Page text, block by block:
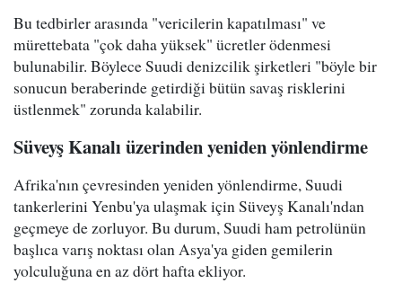
Bu tedbirler arasında "vericilerin kapatılması" ve
mürettebata "çok daha yüksek" ücretler ödenmesi
bulunabilir. Böylece Suudi denizcilik şirketleri "böyle bir
sonucun beraberinde getirdiği bütün savaş risklerini
üstlenmek" zorunda kalabilir.
Süveyş Kanalı üzerinden yeniden yönlendirme
Afrika'nın çevresinden yeniden yönlendirme, Suudi
tankerlerini Yenbu'ya ulaşmak için Süveyş Kanalı'ndan
geçmeye de zorluyor. Bu durum, Suudi ham petrolünün
başlıca varış noktası olan Asya'ya giden gemilerin
yolculuğuna en az dört hafta ekliyor.